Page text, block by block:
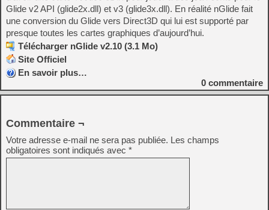
Glide v2 API (glide2x.dll) et v3 (glide3x.dll). En réalité nGlide fait
une conversion du Glide vers Direct3D qui lui est supporté par
presque toutes les cartes graphiques d’aujourd’hui.
Télécharger nGlide v2.10 (3.1 Mo)
Site Officiel
En savoir plus…
0 commentaire
Commentaire ¬
Votre adresse e-mail ne sera pas publiée. Les champs
obligatoires sont indiqués avec *